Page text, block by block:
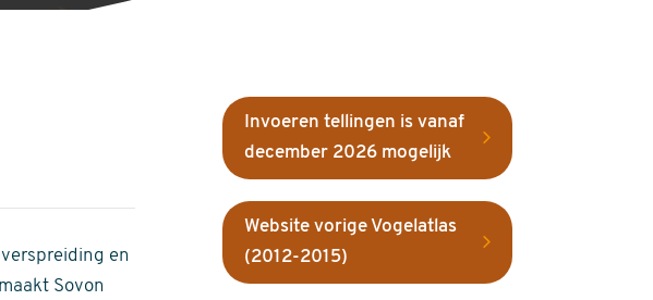
en
Sovon
Invoeren tellingen is vanaf
december 2026 mogelijk
Website vorige Vogelatlas
(2012-2015)